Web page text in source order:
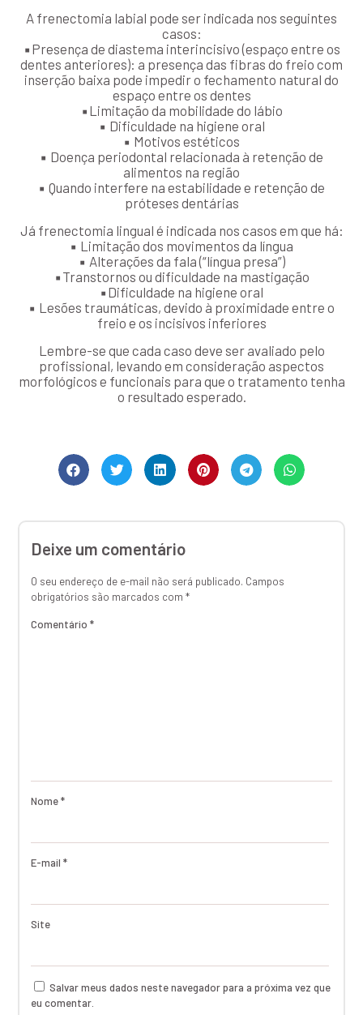
A frenectomia labial pode ser indicada nos seguintes
casos:
▪Presença de diastema interincisivo (espaço entre os
dentes anteriores): a presença das fibras do freio com
inserção baixa pode impedir o fechamento natural do
espaço entre os dentes
▪Limitação da mobilidade do lábio
▪ Dificuldade na higiene oral
▪ Motivos estéticos
▪ Doença periodontal relacionada à retenção de
alimentos na região
▪ Quando interfere na estabilidade e retenção de
próteses dentárias
Já frenectomia lingual é indicada nos casos em que há:
▪ Limitação dos movimentos da língua
▪ Alterações da fala (“língua presa”)
▪Transtornos ou dificuldade na mastigação
▪Dificuldade na higiene oral
▪ Lesões traumáticas, devido à proximidade entre o
freio e os incisivos inferiores
Lembre-se que cada caso deve ser avaliado pelo
profissional, levando em consideração aspectos
morfológicos e funcionais para que o tratamento tenha
o resultado esperado.
Deixe um comentário
O seu endereço de e-mail não será publicado. Campos
obrigatórios são marcados com *
Comentário *
Nome*
E-mail *
Site
Salvar meus dados neste navegador para a próxima vez que
eu comentar.